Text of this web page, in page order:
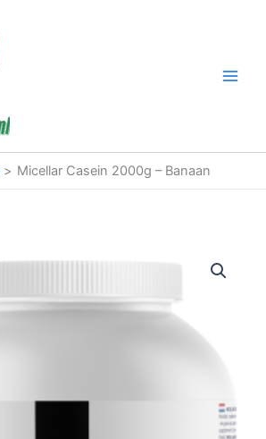
Micellar Casein 2000g – Banaan